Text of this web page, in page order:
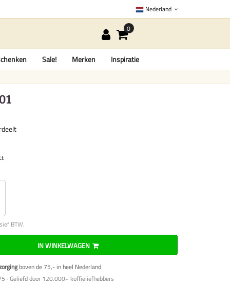
Nederland
Sale! Merken Inspiratie
BTW.
IN WINKELWAGEN
boven de 75,- in heel Nederland
· Geliefd door 120.000+ koffieliefhebbers